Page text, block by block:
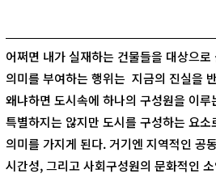
어쩌면 내가 실재하는 건물들을 대상으
의미를 부여하는 행위는 지금의 진실을
왜냐하면 도시속에 하나의 구성원을 이
특별하지는 않지만 도시를 구성하는 요소
의미를 가지게 된다. 거기엔 지역적인 공
시간성, 그리고 사회구성원의 문화적인